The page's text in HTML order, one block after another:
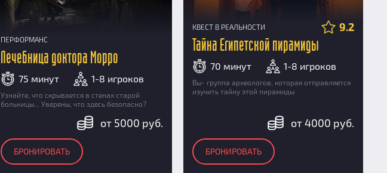
ПЕРФОРМАНС
Лечебница доктора Морро
75 минут 1-8 игроков
Узнайте, что скрывается в стенах старой
больницы... Уверены, что здесь безопасно?
от 5000 руб.
БРОНИРОВАТЬ
КВЕСТ В РЕАЛЬНОСТИ 9.2
Тайна Египетской пирамиды
70 минут 1-8 игроков
Вы- группа археологов, которая отправляется
изучить тайну этой пирамиды
от 4000 руб.
БРОНИРОВАТЬ